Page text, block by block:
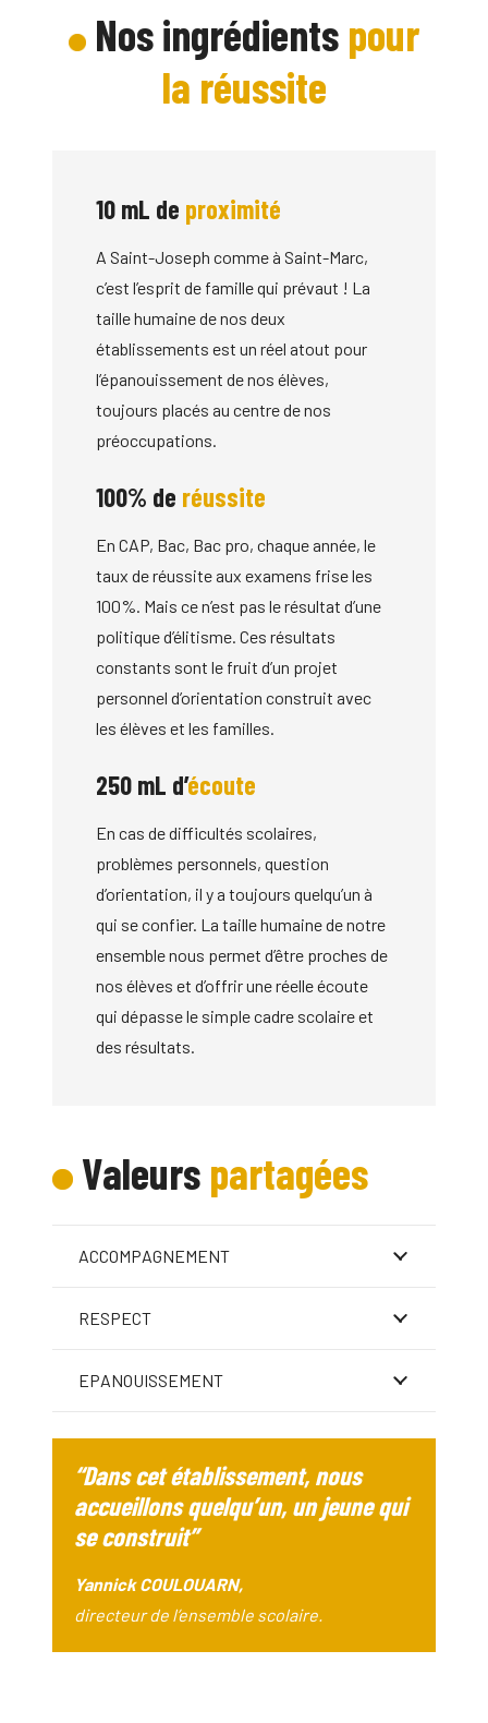
Nos ingrédients pour
la réussite
10 mL de proximité
A Saint-Joseph comme à Saint-Marc,
c’est l’esprit de famille qui prévaut ! La
taille humaine de nos deux
établissements est un réel atout pour
l’épanouissement de nos élèves,
toujours placés au centre de nos
préoccupations.
100% de réussite
En CAP, Bac, Bac pro, chaque année, le
taux de réussite aux examens frise les
100%. Mais ce n’est pas le résultat d’une
politique d’élitisme. Ces résultats
constants sont le fruit d’un projet
personnel d’orientation construit avec
les élèves et les familles.
250 mL d’écoute
En cas de difficultés scolaires,
problèmes personnels, question
d’orientation, il y a toujours quelqu’un à
qui se confier. La taille humaine de notre
ensemble nous permet d’être proches de
nos élèves et d’offrir une réelle écoute
qui dépasse le simple cadre scolaire et
des résultats.
Valeurs partagées
ACCOMPAGNEMENT
RESPECT
EPANOUISSEMENT
“Dans cet établissement, nous
accueillons quelqu’un, un jeune qui
se construit”
Yannick COULOUARN,
directeur de l’ensemble scolaire.